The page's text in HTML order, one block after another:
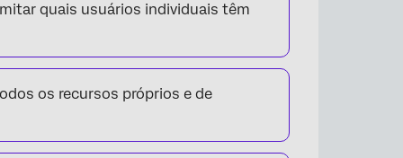
quais usuários individuais têm
os recursos próprios e de